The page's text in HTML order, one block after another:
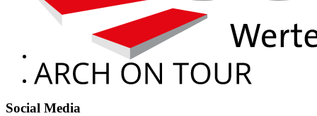
Social Media